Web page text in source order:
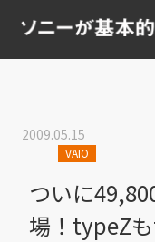
2009.05.15
VAIO
ついに
場！typeZ